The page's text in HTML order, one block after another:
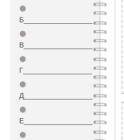
⚫
Б_________________
⚫
В_________________
⚫
Г_________________
⚫
Д_________________
⚫
Е_________________
⚫